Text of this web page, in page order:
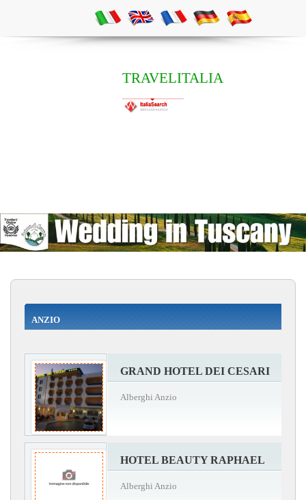
TRAVELITALIA
ANZIO
GRAND HOTEL DEI CESARI
Alberghi Anzio
HOTEL BEAUTY RAPHAEL
Alberghi Anzio